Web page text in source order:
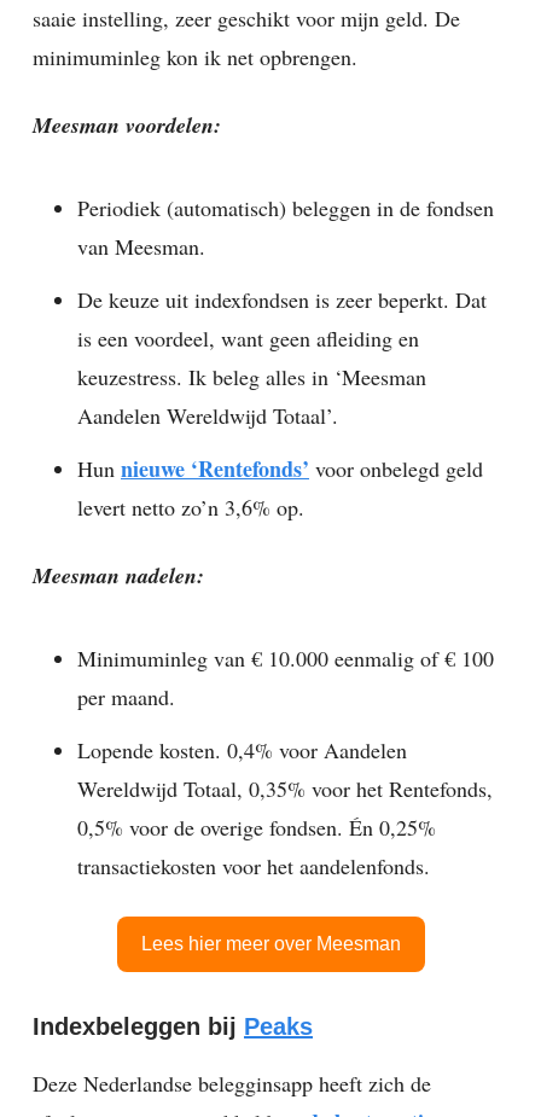
saaie instelling, zeer geschikt voor mijn geld. De
minimuminleg kon ik net opbrengen.
Meesman voordelen:
Periodiek (automatisch) beleggen in de fondsen
van Meesman.
De keuze uit indexfondsen is zeer beperkt. Dat
is een voordeel, want geen afleiding en
keuzestress. Ik beleg alles in ‘Meesman
Aandelen Wereldwijd Totaal’.
Hun nieuwe ‘Rentefonds’ voor onbelegd geld
levert netto zo’n 3,6% op.
Meesman nadelen:
Minimuminleg van € 10.000 eenmalig of € 100
per maand.
Lopende kosten. 0,4% voor Aandelen
Wereldwijd Totaal, 0,35% voor het Rentefonds,
0,5% voor de overige fondsen. Én 0,25%
transactiekosten voor het aandelenfonds.
Lees hier meer over Meesman
Indexbeleggen bij Peaks
Deze Nederlandse belegginsapp heeft zich de